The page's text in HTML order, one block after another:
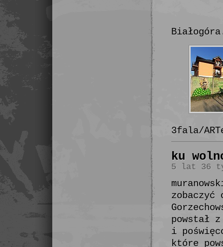
3fala/
ku
5 lat 36
powstał
i
które